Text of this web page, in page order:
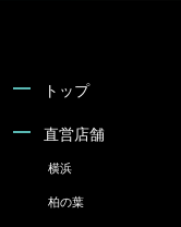
トップ
直営店舗
横浜
柏の葉